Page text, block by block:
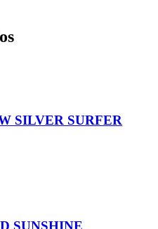
SILVER SURFER
SUNSHINE